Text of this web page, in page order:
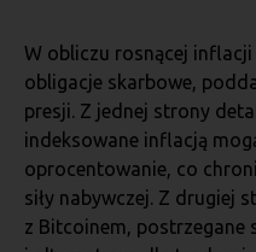
W obliczu rosnącej
obligacje skarbowe,
presji. Z jednej strony
indeksowane inflacją
oprocentowanie, co
siły nabywczej. Z drugiej
z Bitcoinem, postrzegane